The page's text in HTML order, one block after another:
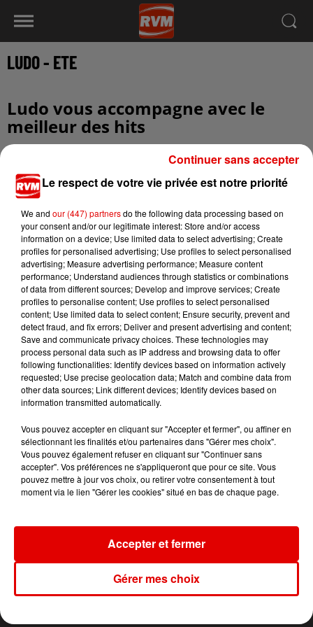
LUDO - ETE
Ludo vous accompagne avec le
meilleur des hits
Tous les dimanches de 15h00 à 20h00.
ACCUEIL RADIO INFOS JEUX
AGENDA PODCASTS CONTACT
© SARL SCOP RVM - Tous droits réservés
Le respect de votre vie privée est notre priorité
We and our (447) partnersdo the following data processing based on
your consent and/or our legitimate interest: Store and/or access
information on a device; Use limited data to select advertising; Create
profiles for personalised advertising; Use profiles to select personalised
advertising; Measure advertising performance; Measure content
performance; Understand audiences through statistics or combinations
of data from different sources; Develop and improve services; Create
profiles to personalise content; Use profiles to select personalised
content; Use limited data to select content; Ensure security, prevent and
detect fraud, and fix errors; Deliver and present advertising and content;
Save and communicate privacy choices. These technologies may
process personal data such as IP address and browsing data to offer
following functionalities: Identify devices based on information actively
requested; Use precise geolocation data; Match and combine data from
other data sources; Link different devices; Identify devices based on
information transmitted automatically.
Vous pouvez accepter en cliquant sur "Accepter et fermer", ou affiner en
sélectionnant les finalités et/ou partenaires dans "Gérer mes choix".
Vous pouvez également refuser en cliquant sur "Continuer sans
accepter". Vos préférences ne s'appliqueront que pour ce site. Vous
pouvez mettre à jour vos choix, ou retirer votre consentement à tout
moment via le lien "Gérer les cookies" situé en bas de chaque page.
Gérer mes choix
Accepter et fermer
Continuer sans accepter